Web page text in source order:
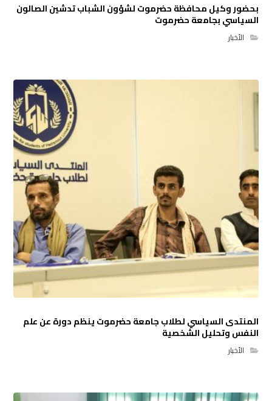
بحضور وكيل محافظة حضرموت لشؤون الشباب تدشين الصالون
السياسي بجامعة حضرموت
الأخبار
المنتدى السياسي لطلاب جامعة حضرموت ينظم دورة عن علم
النفس وتحليل الشخصية
الأخبار